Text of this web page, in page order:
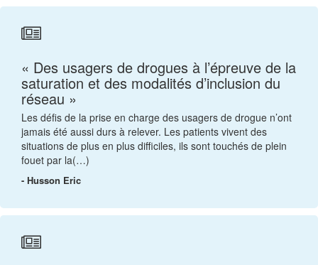
« Des usagers de drogues à l’épreuve de la
saturation et des modalités d’inclusion du
réseau »
Les défis de la prise en charge des usagers de drogue n’ont
jamais été aussi durs à relever. Les patients vivent des
situations de plus en plus difficiles, ils sont touchés de plein
fouet par la(…)
- Husson Eric